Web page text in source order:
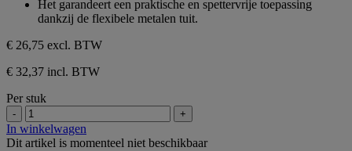
Het garandeert een praktische en spettervrije toepassing
dankzij de flexibele metalen tuit.
€ 26,75 excl. BTW
€ 32,37 incl. BTW
Per stuk
- +
In winkelwagen
Dit artikel is momenteel niet beschikbaar